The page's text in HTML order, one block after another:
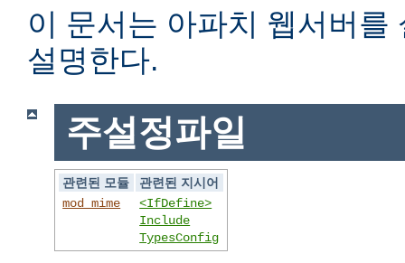
이 문서는 아파치 웹서버를
설명한다.
주설정파일
관련된 모듈
관련된 지시어
mod_mime
<IfDefine>
Include
TypesConfig